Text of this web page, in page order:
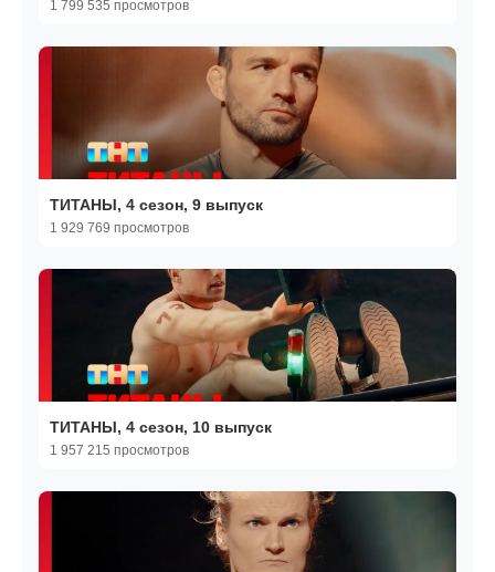
1 799 535 просмотров
ТИТАНЫ, 4 сезон, 9 выпуск
1 929 769 просмотров
ТИТАНЫ, 4 сезон, 10 выпуск
1 957 215 просмотров